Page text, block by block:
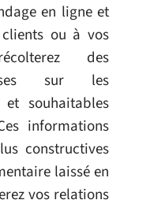
en ligne et
ou à vos
des
sur les
souhaitables
informations
constructives
laissé en
vos relations